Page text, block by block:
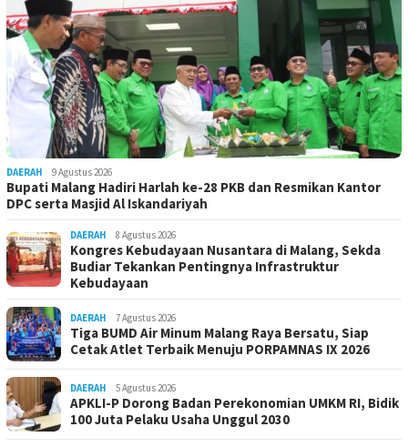
DAERAH 9 Agustus 2026
Bupati Malang Hadiri Harlah ke-28 PKB dan Resmikan Kantor
DPC serta Masjid Al Iskandariyah
DAERAH 8 Agustus 2026
Kongres Kebudayaan Nusantara di Malang, Sekda
Budiar Tekankan Pentingnya Infrastruktur
Kebudayaan
DAERAH 7 Agustus 2026
Tiga BUMD Air Minum Malang Raya Bersatu, Siap
Cetak Atlet Terbaik Menuju PORPAMNAS IX 2026
DAERAH 5 Agustus 2026
APKLI-P Dorong Badan Perekonomian UMKM RI, Bidik
100 Juta Pelaku Usaha Unggul 2030